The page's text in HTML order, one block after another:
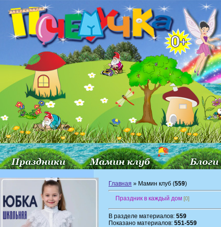
Главная » Мамин клуб (559)
Праздник в каждый дом [0]
В разделе материалов: 559
Показано материалов: 551-559